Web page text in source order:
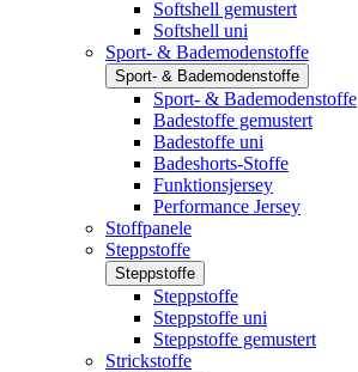
Softshell gemustert
Softshell uni
Sport- & Bademodenstoffe
Sport- & Bademodenstoffe
Sport- & Bademodenstoffe
Badestoffe gemustert
Badestoffe uni
Badeshorts-Stoffe
Funktionsjersey
Performance Jersey
Stoffpanele
Steppstoffe
Steppstoffe
Steppstoffe
Steppstoffe uni
Steppstoffe gemustert
Strickstoffe